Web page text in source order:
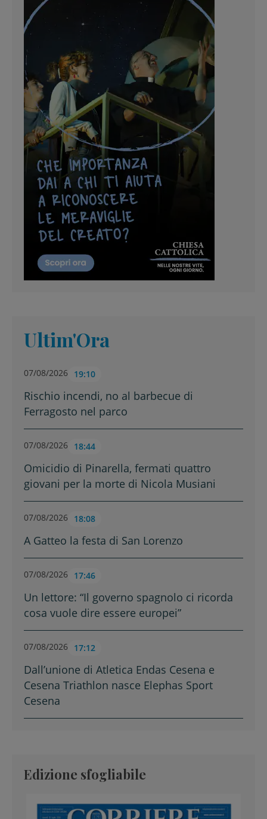
Ultim'Ora
07/08/2026 19:10
Rischio incendi, no al barbecue di
Ferragosto nel parco
07/08/2026 18:44
Omicidio di Pinarella, fermati quattro
giovani per la morte di Nicola Musiani
07/08/2026 18:08
A Gatteo la festa di San Lorenzo
07/08/2026 17:46
Un lettore: “Il governo spagnolo ci ricorda
cosa vuole dire essere europei”
07/08/2026 17:12
Dall’unione di Atletica Endas Cesena e
Cesena Triathlon nasce Elephas Sport
Cesena
Edizione sfogliabile